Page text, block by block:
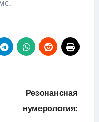
Резонансная
нумерология: